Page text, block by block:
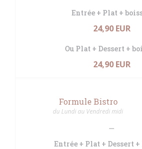
Entrée + Plat +
24,90 EUR
Ou Plat + Dessert +
24,90 EUR
Formule Bistro
du Lundi au Vendredi midi
Entrée + Plat + Dessert +